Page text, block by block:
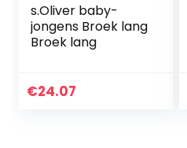
s.Oliver baby-
jongens Broek lang
Broek lang
€24.07